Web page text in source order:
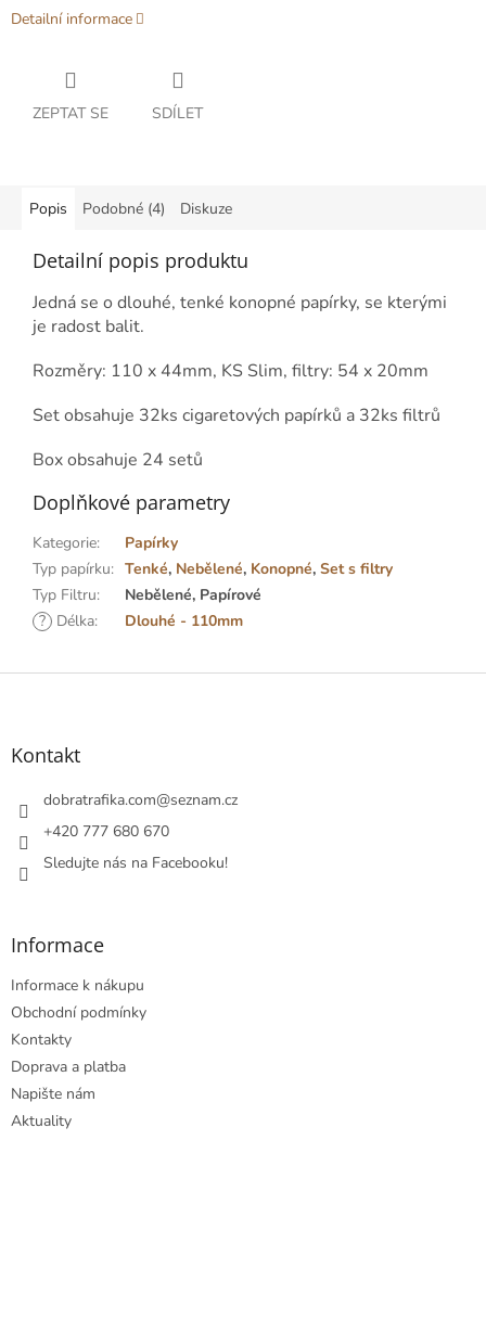
Detailní informace
ZEPTAT SE SDÍLET
Popis Podobné (4) Diskuze
Detailní popis produktu
Jedná se o dlouhé, tenké konopné papírky, se kterými
je radost balit.
Rozměry: 110 x 44mm, KS Slim, filtry: 54 x 20mm
Set obsahuje 32ks cigaretových papírků a 32ks filtrů
Box obsahuje 24 setů
Doplňkové parametry
Kategorie:
Papírky
Typ papírku: Tenké, Nebělené, Konopné, Set s filtry
Typ Filtru:
Nebělené, Papírové
? Délka: Dlouhé - 110mm
Z
Kontakt
dobratrafika.com@seznam.cz
+420 777 680 670
Sledujte nás na Facebooku!
Informace
Informace k nákupu
Obchodní podmínky
Kontakty
Doprava a platba
Napište nám
Aktuality